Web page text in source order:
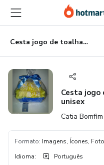
para
conteúdo
principal
para
pagamento
para
rodapé
Cesta jogo de toalhas bordadas banho unisex
Cesta jogo
unisex
Catia Bomfim
Formato: Imagens, Ícones,
Idioma: Português